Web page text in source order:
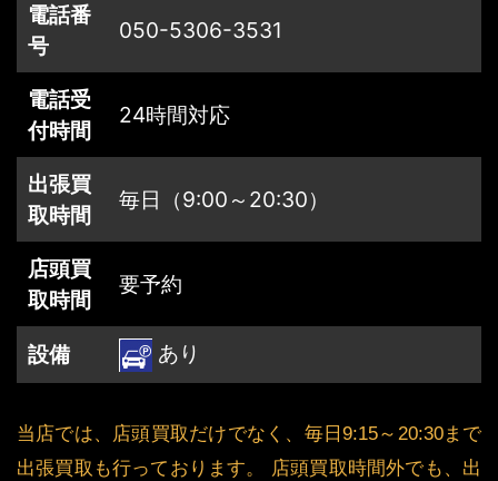
電話番
号
050-5306-3531
電話受
付時間
24時間対応
出張買
取時間
毎日（9:00～20:30）
店頭買
取時間
要予約
設備 あり
当店では、店頭買取だけでなく、毎日9:15～20:30まで
出張買取も行っております。 店頭買取時間外でも、出